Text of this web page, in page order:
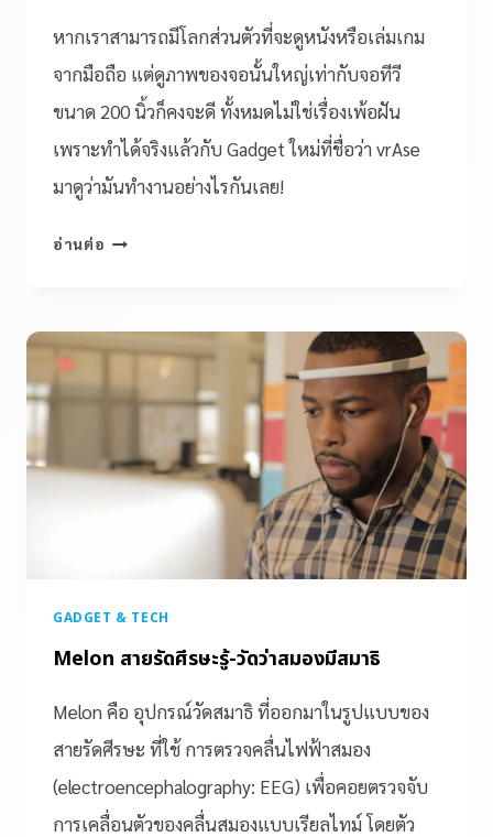
หากเราสามารถมีโลกส่วนตัวที่จะดูหนังหรือเล่มเกม
จากมือถือ แต่ดูภาพของจอนั้นใหญ่เท่ากับจอทีวี
ขนาด 200 นิ้วก็คงจะดี ทั้งหมดไม่ใช่เรื่องเพ้อฝัน
เพราะทำได้จริงแล้วกับ Gadget ใหม่ที่ชื่อว่า vrAse
มาดูว่ามันทำงานอย่างไรกันเลย!
อ่านต่อ
GADGET & TECH
Melon สายรัดศีรษะรู้-วัดว่าสมองมีสมาธิ
Melon คือ อุปกรณ์วัดสมาธิ ที่ออกมาในรูปแบบของ
สายรัดศีรษะ ที่ใช้ การตรวจคลื่นไฟฟ้าสมอง
(electroencephalography: EEG) เพื่อคอยตรวจจับ
การเคลื่อนตัวของคลื่นสมองแบบเรียลไทม์ โดยตัว